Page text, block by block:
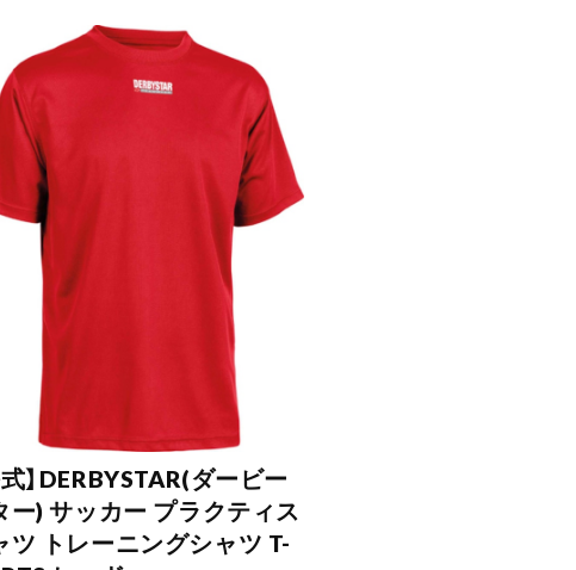
式】DERBYSTAR(ダービー
ー) サッカー プラクティス
ツ トレーニングシャツ T-